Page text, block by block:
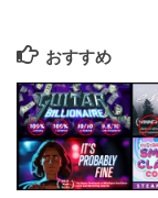
おすすめ